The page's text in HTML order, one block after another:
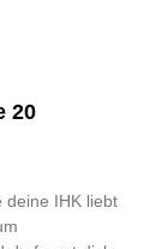
20
deine IHK liebt